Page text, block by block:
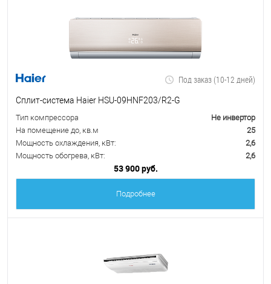
Под заказ (10-12 дней)
Сплит-система Haier HSU-09HNF203/R2-G
Тип компрессора
Не инвертор
На помещение до, кв.м
25
Мощность охлаждения, кВт:
2,6
Мощность обогрева, кВт:
2,6
53 900 руб.
Подробнее